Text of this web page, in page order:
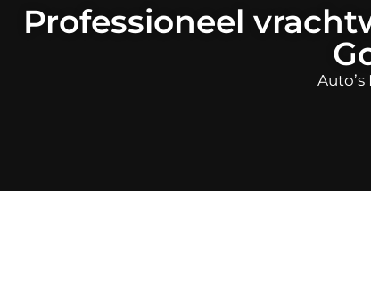
Professioneel